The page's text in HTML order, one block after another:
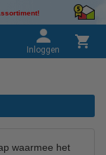
Inloggen
waarmee het